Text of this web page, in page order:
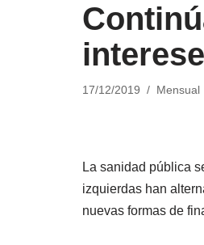
17/12/2019 Mensual
La sanidad pública
izquierdas han
nuevas formas de